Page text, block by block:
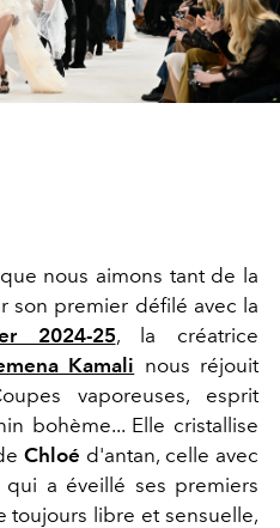
nous aimons tant de la
son premier défilé avec la
2024-25, la créatrice
Kamali nous réjouit
vaporeuses, esprit
bohème... Elle cristallise
Chloé d'antan, celle avec
a éveillé ses premiers
toujours libre et sensuelle,